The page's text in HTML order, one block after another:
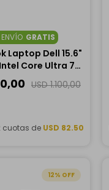
ENVÍO GRATIS
Laptop Dell 15.6"
Core Ultra 7
RAM, 1TB SSD
USD 1.100,00
cuotas de USD 82.50
12